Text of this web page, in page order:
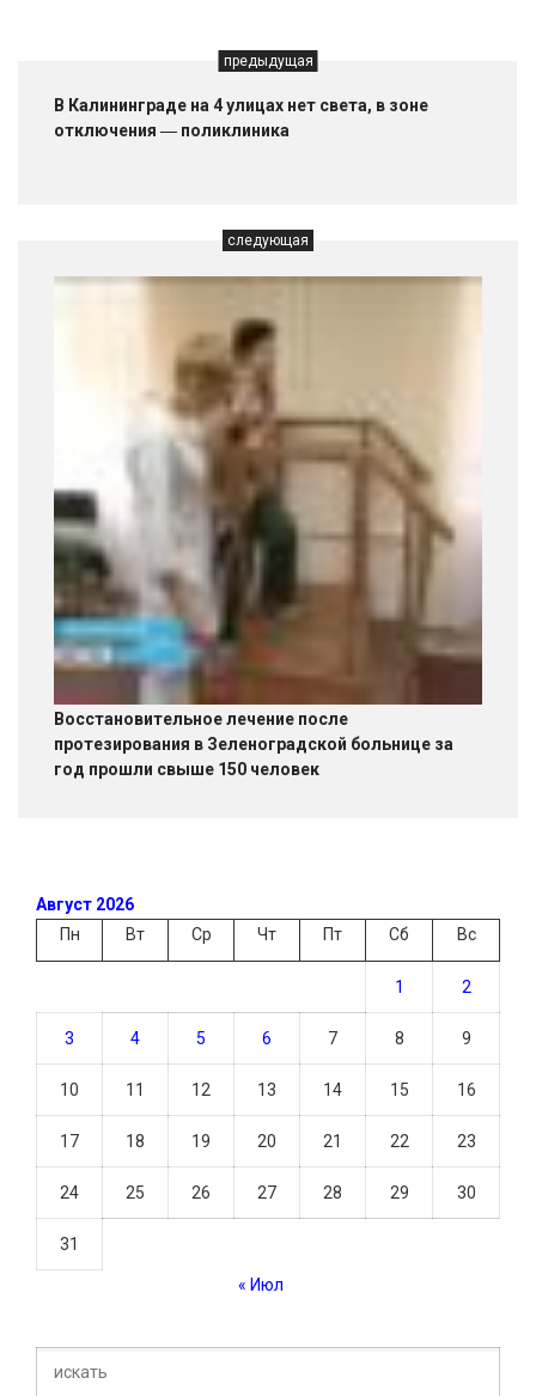
предыдущая
В Калининграде на 4 улицах нет света, в зоне
отключения ― поликлиника
следующая
Восстановительное лечение после
протезирования в Зеленоградской больнице за
год прошли свыше 150 человек
Август 2026
Пн
Вт Ср Чт Пт Сб Вс
1 2
3 4 5 6 7 8 9
10 11 12 13 14 15 16
17 18 19 20 21 22 23
24 25 26 27 28 29 30
31
« Июл